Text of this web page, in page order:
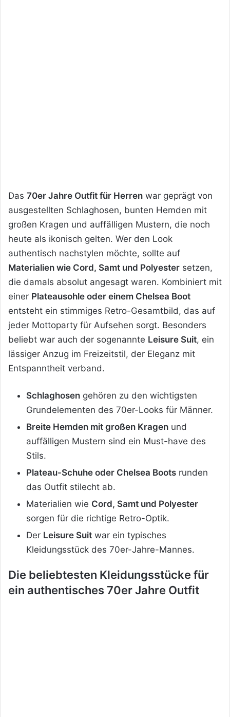
Das 70er Jahre Outfit für Herren war geprägt von
ausgestellten Schlaghosen, bunten Hemden mit
großen Kragen und auffälligen Mustern, die noch
heute als ikonisch gelten. Wer den Look
authentisch nachstylen möchte, sollte auf
Materialien wie Cord, Samt und Polyester setzen,
die damals absolut angesagt waren. Kombiniert mit
einer Plateausohle oder einem Chelsea Boot
entsteht ein stimmiges Retro-Gesamtbild, das auf
jeder Mottoparty für Aufsehen sorgt. Besonders
beliebt war auch der sogenannte Leisure Suit, ein
lässiger Anzug im Freizeitstil, der Eleganz mit
Entspanntheit verband.
Schlaghosen gehören zu den wichtigsten
Grundelementen des 70er-Looks für Männer.
Breite Hemden mit großen Kragen und
auffälligen Mustern sind ein Must-have des
Stils.
Plateau-Schuhe oder Chelsea Boots runden
das Outfit stilecht ab.
Materialien wie Cord, Samt und Polyester
sorgen für die richtige Retro-Optik.
Der Leisure Suit war ein typisches
Kleidungsstück des 70er-Jahre-Mannes.
Die beliebtesten Kleidungsstücke für
ein authentisches 70er Jahre Outfit